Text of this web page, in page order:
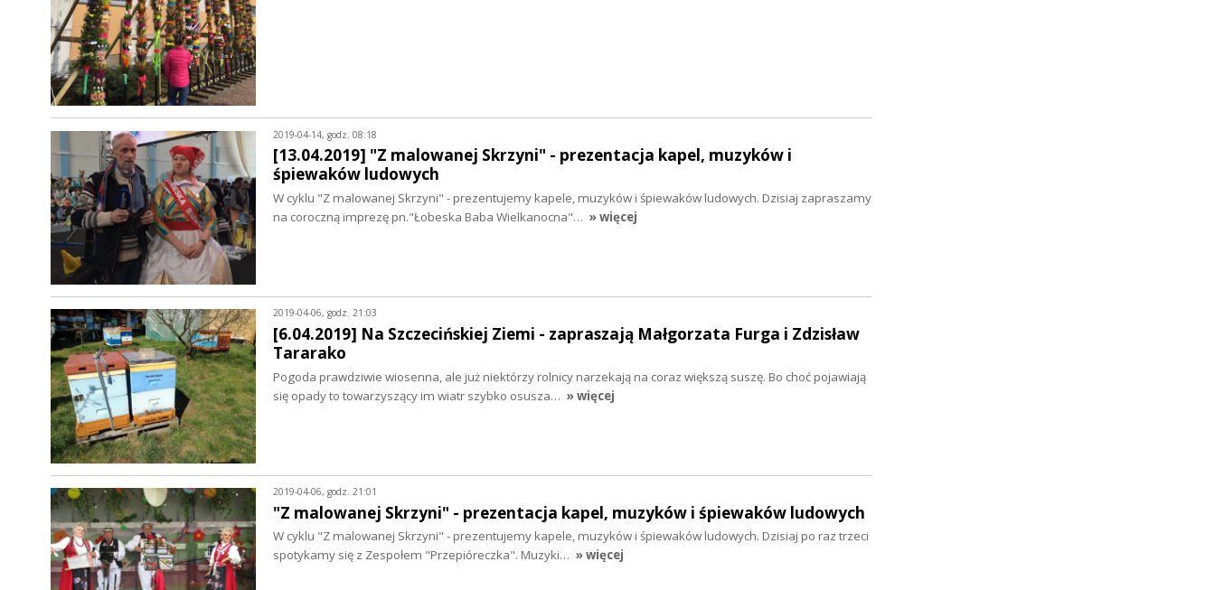
2019-04-14, godz. 08:18
[13.04.2019] "Z malowanej Skrzyni" - prezentacja kapel, muzyków i
śpiewaków ludowych
W cyklu "Z malowanej Skrzyni" - prezentujemy kapele, muzyków i śpiewaków ludowych. Dzisiaj zapraszamy
na coroczną imprezę pn."Łobeska Baba Wielkanocna"… » więcej
2019-04-06, godz. 21:03
[6.04.2019] Na Szczecińskiej Ziemi - zapraszają Małgorzata Furga i Zdzisław
Tararako
Pogoda prawdziwie wiosenna, ale już niektórzy rolnicy narzekają na coraz większą suszę. Bo choć pojawiają
się opady to towarzyszący im wiatr szybko osusza… » więcej
2019-04-06, godz. 21:01
"Z malowanej Skrzyni" - prezentacja kapel, muzyków i śpiewaków ludowych
W cyklu "Z malowanej Skrzyni" - prezentujemy kapele, muzyków i śpiewaków ludowych. Dzisiaj po raz trzeci
spotykamy się z Zespołem "Przepióreczka". Muzyki… » więcej